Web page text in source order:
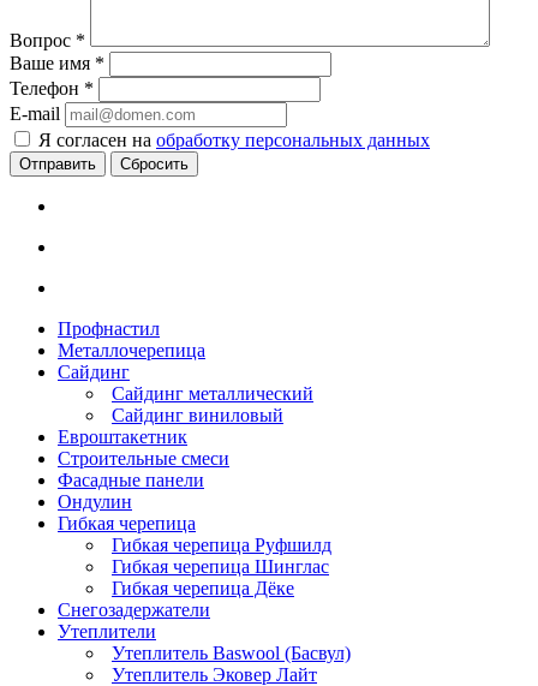
Вопрос *
Ваше имя *
Телефон *
E-mail
Я согласен на обработку персональных данных
Сбросить
Профнастил
Металлочерепица
Сайдинг
Сайдинг металлический
Сайдинг виниловый
Евроштакетник
Строительные смеси
Фасадные панели
Ондулин
Гибкая черепица
Гибкая черепица Руфшилд
Гибкая черепица Шинглас
Гибкая черепица Дёке
Снегозадержатели
Утеплители
Утеплитель Baswool (Басвул)
Утеплитель Эковер Лайт